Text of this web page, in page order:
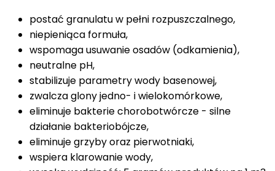
postać granulatu w pełni rozpuszczalnego,
niepieniąca formuła,
wspomaga usuwanie osadów (odkamienia),
neutralne pH,
stabilizuje parametry wody basenowej,
zwalcza glony jedno- i wielokomórkowe,
eliminuje bakterie chorobotwórcze - silne
działanie bakteriobójcze,
eliminuje grzyby oraz pierwotniaki,
wspiera klarowanie wody,